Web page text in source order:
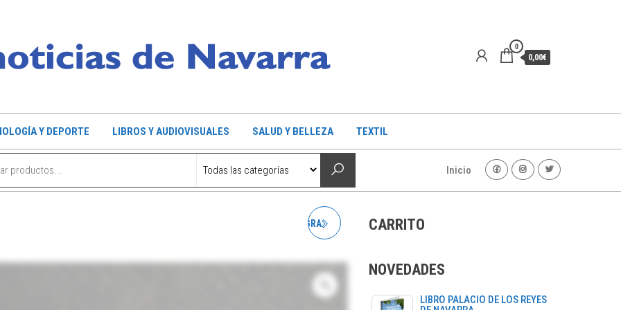
0
0,00€
Y DEPORTE LIBROS Y AUDIOVISUALES SALUD Y BELLEZA TEXTIL
Inicio
COLECCIÓN NOVELA NEGRA CARRITO
NOVEDADES
LIBRO PALACIO DE LOS REYES